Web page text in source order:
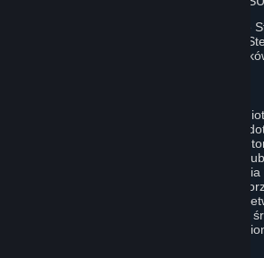
Wszystkie opłaty ponoszone w serwisie
zakupy dokonane za pomocą Portfela
góry i ostateczne, z wyjątkiem
Przekazując Valve lub jednemu z
przetwarzających płatności informacje
Użytkownik oświadcza Valve, że jest
użytkownikiem karty, kodu PIN, klucza
powiązanego z tą płatnością i
obciążenia karty kredytowej lub
przez wybrany zewnętrzny podmiot
płatności w odniesieniu do Subskrypcji,
Steam, Sprzętu lub innych opłat